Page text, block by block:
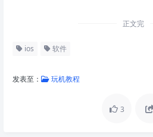
正文完
ios 软件
发表至： 玩机教程
3